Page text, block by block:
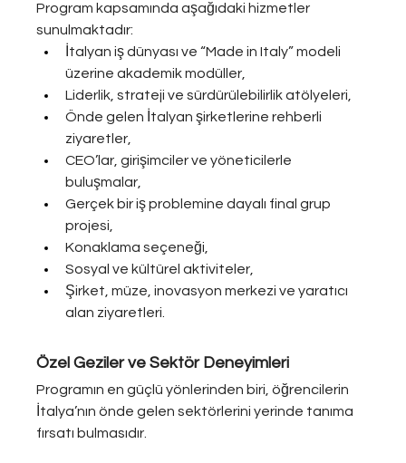
Program kapsamında aşağıdaki hizmetler
sunulmaktadır:
İtalyan iş dünyası ve “Made in Italy” modeli
üzerine akademik modüller,
Liderlik, strateji ve sürdürülebilirlik atölyeleri,
Önde gelen İtalyan şirketlerine rehberli
ziyaretler,
CEO’lar, girişimciler ve yöneticilerle
buluşmalar,
Gerçek bir iş problemine dayalı final grup
projesi,
Konaklama seçeneği,
Sosyal ve kültürel aktiviteler,
Şirket, müze, inovasyon merkezi ve yaratıcı
alan ziyaretleri.
Özel Geziler ve Sektör Deneyimleri
Programın en güçlü yönlerinden biri, öğrencilerin
İtalya’nın önde gelen sektörlerini yerinde tanıma
fırsatı bulmasıdır.